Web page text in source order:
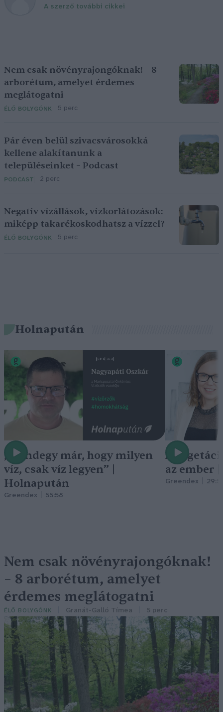
A szerző további cikkei
Nem csak növényrajongóknak! – 8
arborétum, amelyet érdemes
meglátogatni
ÉLŐ BOLYGÓNK 5 perc
Pár éven belül szivacsvárosokká
kellene alakítanunk a
településeinket – Podcast
PODCAST 2 perc
Negatív vízállások, vízkorlátozások:
miképp takarékoskodhatsz a vízzel?
ÉLŐ BOLYGÓNK 5 perc
Holnapután
„Mindegy már, hogy milyen
víz, csak víz legyen” |
Holnapután
Greendex 55:58
A
az ember
Greendex
Nem csak növényrajongóknak!
– 8 arborétum, amelyet
érdemes meglátogatni
ÉLŐ BOLYGÓNK Granát-Galló Tímea 5 perc